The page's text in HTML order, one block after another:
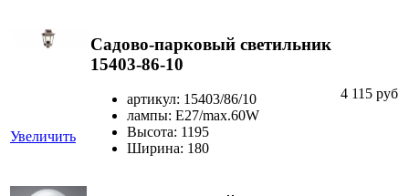
Увеличить
Садово-парковый светильник
15403-86-10
артикул: 15403/86/10
лампы: Е27/max.60W
Высота: 1195
Ширина: 180
4 115 руб